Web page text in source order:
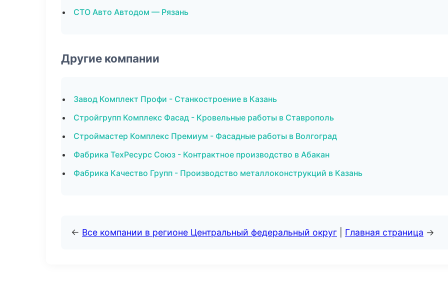
СТО Авто Автодом — Рязань
Другие компании
Завод Комплект Профи - Станкостроение в Казань
Стройгрупп Комплекс Фасад - Кровельные работы в Ставрополь
Строймастер Комплекс Премиум - Фасадные работы в Волгоград
Фабрика ТехРесурс Союз - Контрактное производство в Абакан
Фабрика Качество Групп - Производство металлоконструкций в Казань
← Все компании в регионе Центральный федеральный округ Главная страница →